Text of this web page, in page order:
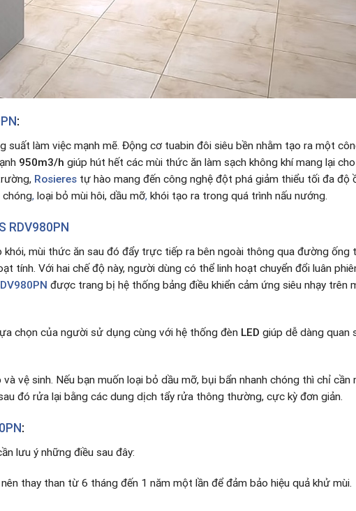
:
suất làm việc mạnh mẽ. Động cơ tuabin đôi siêu bền nhằm tạo ra một
950m3/h giúp hút hết các mùi thức ăn làm sạch không khí mang lại
Rosieres tự hào mang đến công nghệ đột phá giảm thiểu tối đa độ
chóng, loại bỏ mùi hôi, dầu mỡ, khói tạo ra trong quá trình nấu nướng.
RDV980PN
mùi thức ăn sau đó đẩy trực tiếp ra bên ngoài thông qua đường ống
tính. Với hai chế độ này, người dùng có thể linh hoạt chuyển đổi luân
được trang bị hệ thống bảng điều khiển cảm ứng siêu nhạy trên
chọn của người sử dụng cùng với hệ thống đèn LED giúp dễ dàng quan
vệ sinh. Nếu bạn muốn loại bỏ dầu mỡ, bụi bẩn nhanh chóng thì chỉ cần
đó rửa lại bằng các dung dịch tẩy rửa thông thường, cực kỳ đơn giản.
:
lưu ý những điều sau đây:
thay than từ 6 tháng đến 1 năm một lần để đảm bảo hiệu quả khử mùi.